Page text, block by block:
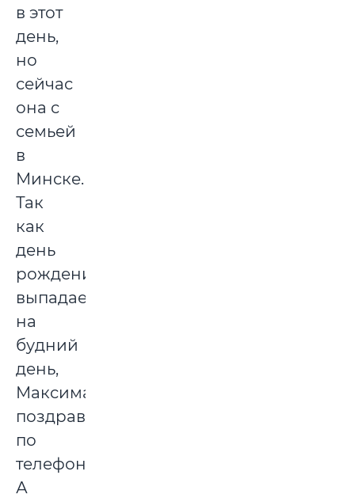
в этот
день,
но
сейчас
она с
семьей
в
Минске.
Так
как
день
рождения
выпадает
на
будний
день,
Максима
поздравим
по
телефону.
А